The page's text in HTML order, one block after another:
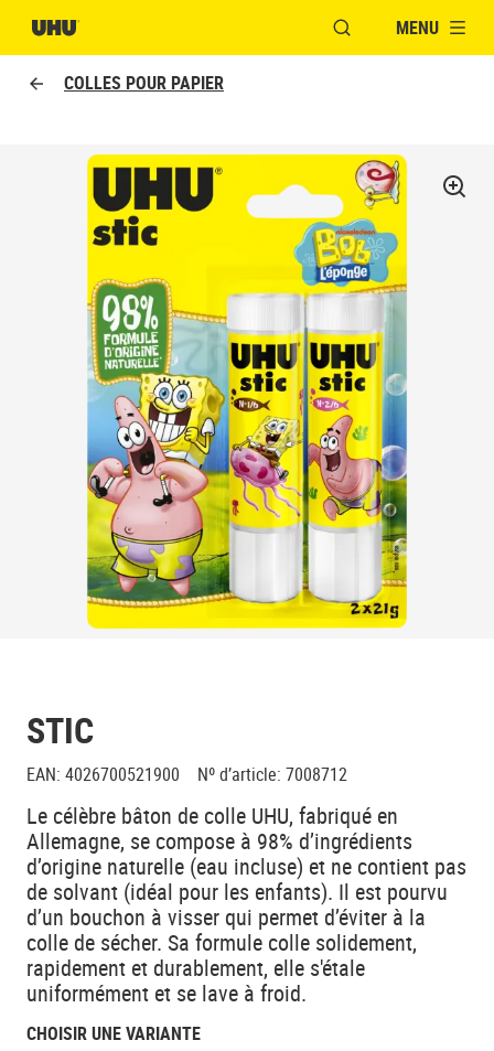
OUVRIR LAMENU
COLLES POUR PAPIER
STIC
EAN: 4026700521900 Nº d’article: 7008712
Le célèbre bâton de colle UHU, fabriqué en
Allemagne, se compose à 98% d’ingrédients
d’origine naturelle (eau incluse) et ne contient pas
de solvant (idéal pour les enfants). Il est pourvu
d’un bouchon à visser qui permet d’éviter à la
colle de sécher. Sa formule colle solidement,
rapidement et durablement, elle s'étale
uniformément et se lave à froid.
CHOISIR UNE VARIANTE